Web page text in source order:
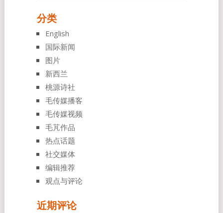
分类
English
国际新闻
图片
新西兰
桃源诗社
毛传媒播客
毛传媒视频
毛芃作品
热点话题
社交媒体
编辑推荐
观点与评论
近期评论